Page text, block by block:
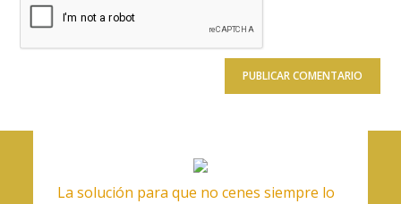
La solución para que no cenes siempre lo